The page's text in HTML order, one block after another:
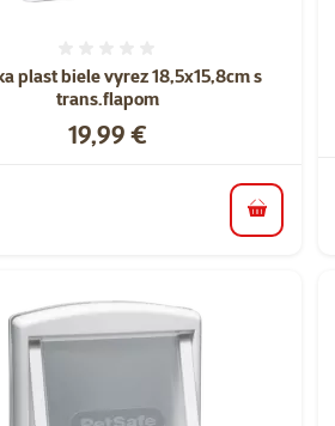
plast biele vyrez 18,5x15,8cm s
trans.flapom
Cena
19,99 €
do košíka